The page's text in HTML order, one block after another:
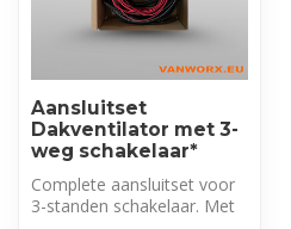
Aansluitset
Dakventilator met 3-
weg schakelaar*
Complete aansluitset voor
3-standen schakelaar. Met